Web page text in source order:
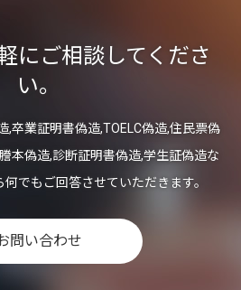
にご相談してくださ
い。
,卒業証明書偽造,TOELC偽造,住民票偽
本偽造,診断証明書偽造,学生証偽造な
でもご回答させていただきます。
問い合わせ